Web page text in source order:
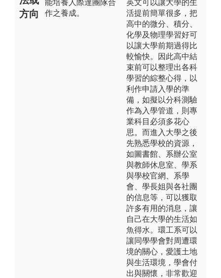
方向
能培養人際達團隊合
作之養成。
英文可以讓大學的生
活提前簡單很多，把
高中的微分、積分、
化學及物理學習好可
以讓大學前期過得比
較愉快。因此高中結
束前可以整理出各科
學習的綜整心得，以
利作申請入學的準
備，如擬以分科測驗
作為入學管道，則專
業科目必須多花心
思。而進入大學之後
先熟悉學校的資源，
如圖書館、系辦公室
與教師休息室、學系
與學校官網、系學
會、學長姐與各社團
的信息等，可以獲取
許多有用的消息，讓
自己在大學的生活如
魚得水。環工系可以
讓同學學會對周遭環
境的關心，愛護土地
與生活環境，學會付
出與關懷，非常歡迎